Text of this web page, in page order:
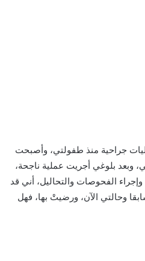
جراحية منذ طفولتي، وأصبحت
وبعد بلوغي أجريت عملية ناجحة،
الفحوصات والتحاليل، أني قد
وحالتي الآن، ورضيتْ بها، فهل